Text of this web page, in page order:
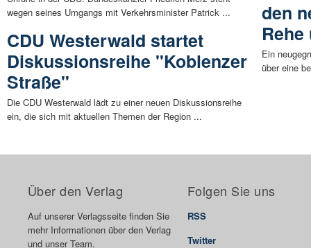
wegen seines Umgangs mit Verkehrsminister Patrick ...
CDU Westerwald startet
Diskussionsreihe "Koblenzer
Straße"
Die CDU Westerwald lädt zu einer neuen Diskussionsreihe
ein, die sich mit aktuellen Themen der Region ...
den
Ein
über eine
Über den Verlag
Auf unserer Verlagsseite finden Sie
mehr Informationen über den Verlag
und unser Team.
Folgen Sie uns
RSS
Twitter